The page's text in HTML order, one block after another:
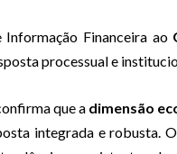
Financeira ao
processual e
que a dimensão
integrada e robusta.